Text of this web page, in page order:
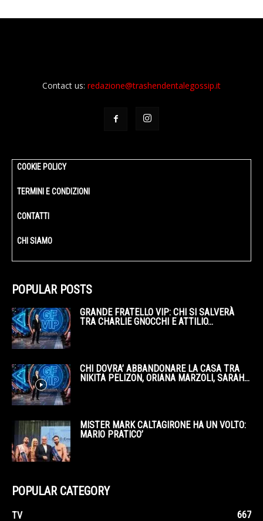
Contact us: redazione@trashendentalegossip.it
COOKIE POLICY
TERMINI E CONDIZIONI
CONTATTI
CHI SIAMO
POPULAR POSTS
GRANDE FRATELLO VIP: CHI SI SALVERÀ
TRA CHARLIE GNOCCHI E ATTILIO...
CHI DOVRA’ ABBANDONARE LA CASA TRA
NIKITA PELIZON, ORIANA MARZOLI, SARAH...
MISTER MARK CALTAGIRONE HA UN VOLTO:
MARIO PRATICO’
POPULAR CATEGORY
TV 667